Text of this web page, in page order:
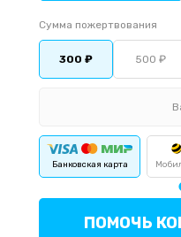
Сумма пожертвования
300 ₽ 500 ₽
Банковская карта
ПОМОЧЬ